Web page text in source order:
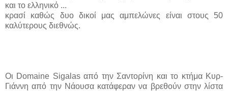
και το ελληνικό ...
κρασί καθώς δυο δικοί μας αμπελώνες είναι στους 50
καλύτερους διεθνώς.
Οι Domaine Sigalas από την Σαντορίνη και το κτήμα Κυρ-
Γιάννη από την Νάουσα κατάφεραν να βρεθούν στην λίστα